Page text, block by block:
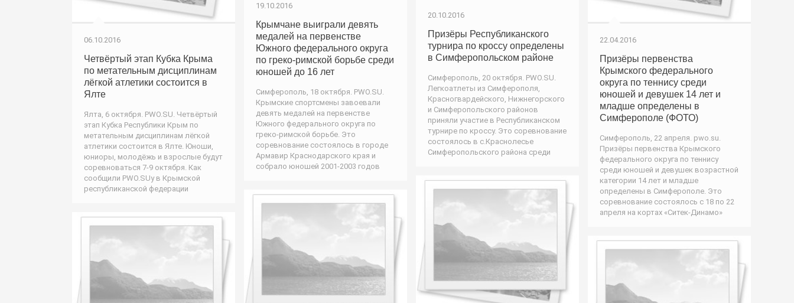
19.10.2016
Крымчане выиграли девять
медалей на первенстве
Южного федерального округа
по греко-римской борьбе среди
юношей до 16 лет
Симферополь, 18 октября. PWO.SU.
Крымские спортсмены завоевали
девять медалей на первенстве
Южного федерального округа по
греко-римской борьбе. Это
соревнование состоялось в городе
Армавир Краснодарского края и
собрало юношей 2001-2003 годов
20.10.2016
Призёры Республиканского
турнира по кроссу определены
в Симферопольском районе
Симферополь, 20 октября. PWO.SU.
Легкоатлеты из Симферополя,
Красногвардейского, Нижнегорского
и Симферопольского районов
приняли участие в Республиканском
турнире по кроссу. Это соревнование
состоялось в с.Краснолесье
Симферопольского района среди
06.10.2016
Четвёртый этап Кубка Крыма
по метательным дисциплинам
лёгкой атлетики состоится в
Ялте
Ялта, 6 октября. PWO.SU. Четвёртый
этап Кубка Республики Крым по
метательным дисциплинам лёгкой
атлетики состоится в Ялте. Юноши,
юниоры, молодёжь и взрослые будут
соревноваться 7-9 октября. Как
сообщили PWO.SUу в Крымской
республиканской федерации
22.04.2016
Призёры первенства
Крымского федерального
округа по теннису среди
юношей и девушек 14 лет и
младше определены в
Симферополе (ФОТО)
Симферополь, 22 апреля. pwo.su.
Призёры первенства Крымского
федерального округа по теннису
среди юношей и девушек возрастной
категории 14 лет и младше
определены в Симферополе. Это
соревнование состоялось с 18 по 22
апреля на кортах «Ситек-Динамо»